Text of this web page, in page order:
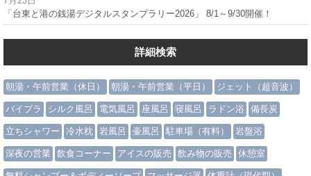
「台東と港の銭湯デジタルスタンプラリー2026」 8/1～9/30開催！
詳細検索
朝湯・午前営業（休日） 朝湯・午前営業（平日） ジェット（超音波）
バイブラ シルク風呂 電気風呂 座風呂 寝風呂 ラドン浴 備長炭
立ちシャワー 冷水枕 岩風呂 壷風呂 駐車場（有料） 岩盤浴
深夜の営業 飲食コーナー アイスの販売 飲み物の販売 休憩室